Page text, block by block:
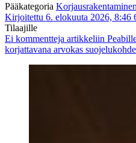
Pääkategoria Korjausrakentaminen
Kirjoitettu 6. elokuuta 2026, 8:46
Tilaajille
Ei kommentteja artikkeliin Peabille
korjattavana arvokas suojelukohde